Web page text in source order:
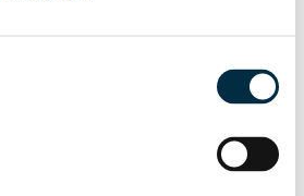
Vollständiges
Unternehmensprofil